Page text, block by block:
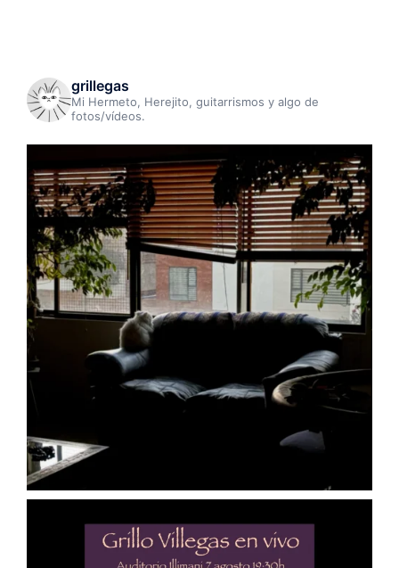
grillegas
Mi Hermeto, Herejito, guitarrismos y algo de
fotos/vídeos.